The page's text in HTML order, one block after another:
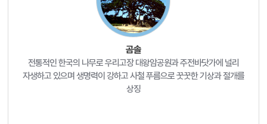
곰솔
전통적인 한국의 나무로 우리고장 대왕암공원과 주전바닷가에 널리
자생하고 있으며 생명력이 강하고 사철 푸름으로 꿋꿋한 기상과 절개를
상징